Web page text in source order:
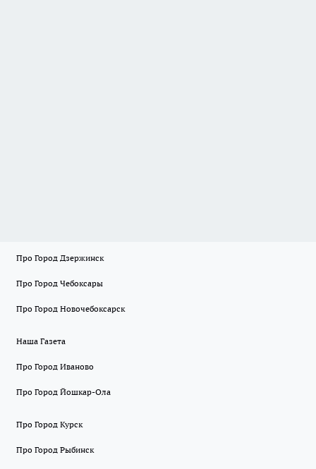
Про Город Дзержинск
Про Город Чебоксары
Про Город Новочебоксарск
Наша Газета
Про Город Иваново
Про Город Йошкар-Ола
Про Город Курск
Про Город Рыбинск